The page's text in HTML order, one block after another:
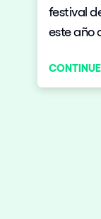
festival
este año